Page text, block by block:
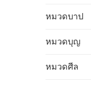
หมวดบาป
หมวดบุญ
หมวดศีล